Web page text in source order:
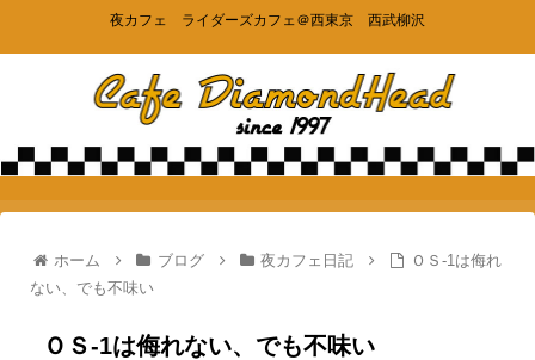
夜カフェ ライダーズカフェ＠西東京 西武柳沢
ホーム ブログ 夜カフェ日記
ＯＳ-1は侮れ
ない、でも不味い
ＯＳ-1は侮れない、でも不味い